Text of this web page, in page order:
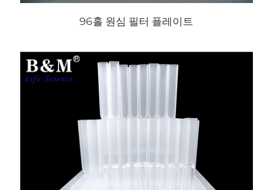
96홀 원심 필터 플레이트